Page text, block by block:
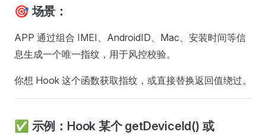
🎯 场景：
APP 通过组合 IMEI、AndroidID、Mac、安装时间等信
息生成一个唯一指纹，用于风控校验。
你想 Hook 这个函数获取指纹，或直接替换返回值绕过。
✅ 示例：Hook 某个 getDeviceId() 或